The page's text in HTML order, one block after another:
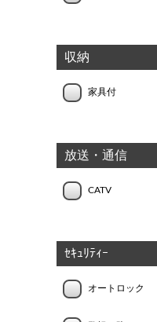
収納
家具付
放送・通信
CATV
ｾｷｭﾘﾃｨｰ
オートロック